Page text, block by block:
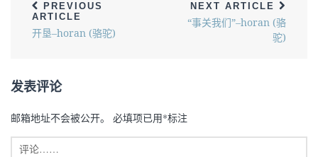
PREVIOUS
ARTICLE
开垦–horan (骆驼)
NEXT ARTICLE
“事关我们”–horan (骆
驼)
发表评论
邮箱地址不会被公开。 必填项已用*标注